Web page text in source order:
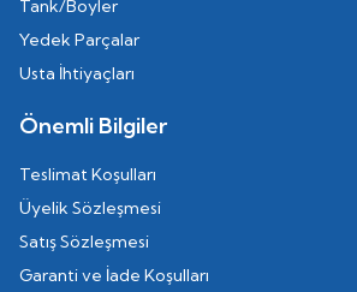
Tank/Boyler
Yedek Parçalar
Usta İhtiyaçları
Önemli Bilgiler
Teslimat Koşulları
Üyelik Sözleşmesi
Satış Sözleşmesi
Garanti ve İade Koşulları